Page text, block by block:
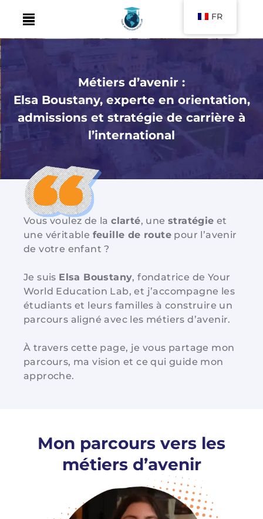
Métiers d’avenir :
Elsa Boustany, experte en orientation,
admissions et stratégie de carrière à
l’international
Vous voulez de laclarté, unestratégie et
une véritable feuille de route pour l’avenir
de votre enfant ?
Je suis Elsa Boustany, fondatrice de Your
World Education Lab, et j’accompagne les
étudiants et leurs familles à construire un
parcours aligné avec les métiers d’avenir.
À travers cette page, je vous partage mon
parcours, ma vision et ce qui guide mon
approche.
Mon parcours vers les
métiers d’avenir
FR